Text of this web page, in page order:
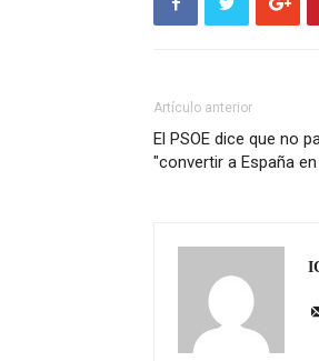
Artículo anterior
El PSOE dice que no
"convertir a España